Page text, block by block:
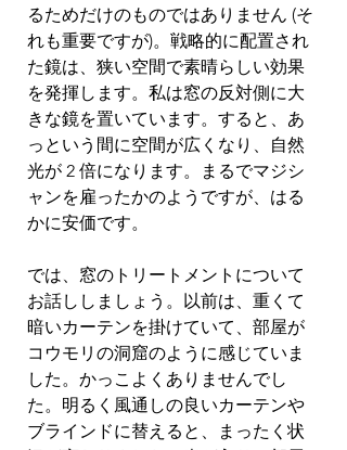
るためだけのものではありません (そ
れも重要ですが)。戦略的に配置され
た鏡は、狭い空間で素晴らしい効果
を発揮します。私は窓の反対側に大
きな鏡を置いています。すると、あ
っという間に空間が広くなり、自然
光が 2 倍になります。まるでマジシ
ャンを雇ったかのようですが、はる
かに安価です。
では、窓のトリートメントについて
お話ししましょう。以前は、重くて
暗いカーテンを掛けていて、部屋が
コウモリの洞窟のように感じていま
した。かっこよくありませんでし
た。明るく風通しの良いカーテンや
ブラインドに替えると、まったく状